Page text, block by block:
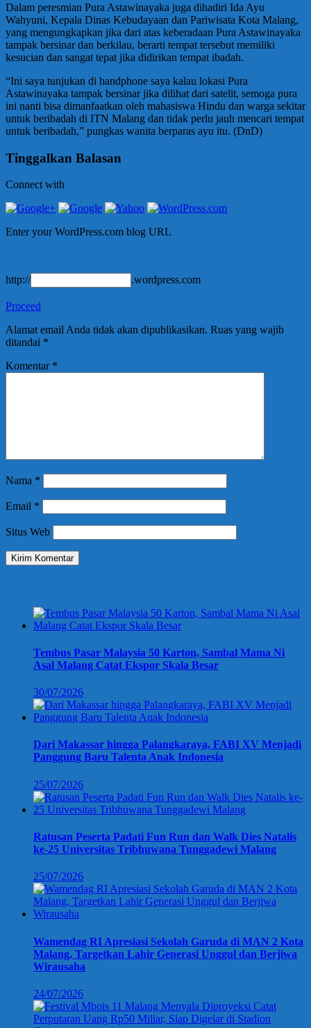
Dalam peresmian Pura Astawinayaka juga dihadiri Ida Ayu
Wahyuni, Kepala Dinas Kebudayaan dan Pariwisata Kota Malang,
yang mengungkapkan jika dari atas keberadaan Pura Astawinayaka
tampak bersinar dan berkilau, berarti tempat tersebut memiliki
kesucian dan sangat tepat jika didirikan tempat ibadah.
“Ini saya tunjukan di handphone saya kalau lokasi Pura
Astawinayaka tampak bersinar jika dilihat dari satelit, semoga pura
ini nanti bisa dimanfaatkan oleh mahasiswa Hindu dan warga sekitar
untuk beribadah di ITN Malang dan tidak perlu jauh mencari tempat
untuk beribadah,” pungkas wanita berparas ayu itu. (DnD)
Tinggalkan Balasan
Connect with
Enter your WordPress.com blog URL
http:// .wordpress.com
Proceed
Alamat email Anda tidak akan dipublikasikan. Ruas yang wajib
ditandai *
Komentar *
Nama *
Email *
Situs Web
Tembus Pasar Malaysia 50 Karton, Sambal Mama Ni
Asal Malang Catat Ekspor Skala Besar
30/07/2026
Dari Makassar hingga Palangkaraya, FABI XV Menjadi
Panggung Baru Talenta Anak Indonesia
25/07/2026
Ratusan Peserta Padati Fun Run dan Walk Dies Natalis
ke-25 Universitas Tribhuwana Tunggadewi Malang
25/07/2026
Wamendag RI Apresiasi Sekolah Garuda di MAN 2 Kota
Malang, Targetkan Lahir Generasi Unggul dan Berjiwa
Wirausaha
24/07/2026